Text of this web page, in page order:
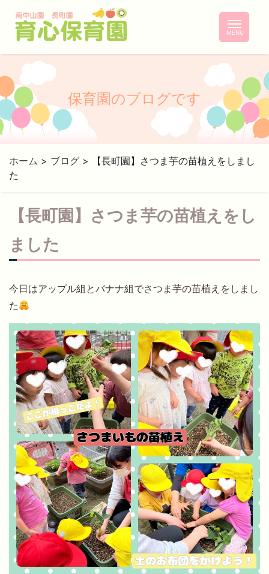
へ
保育園のブログです
ホーム > ブログ >
【長町園】さつま芋の苗植えをしまし
た
【長町園】さつま芋の苗植えをし
ました
今日はアップル組とバナナ組でさつま芋の苗植えをしまし
た